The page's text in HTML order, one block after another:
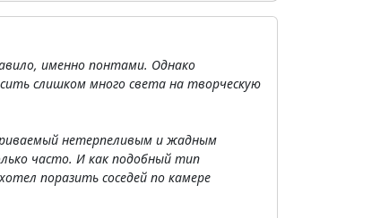
именно понтами. Однако
слишком много света на творческую
нетерпеливым и жадным
часто. И как подобный тип
поразить соседей по камере